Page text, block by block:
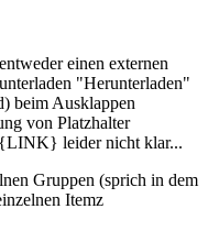
einen externen
"Herunterladen"
beim Ausklappen
von Platzhalter
leider nicht klar...
Gruppen (sprich in dem
Itemz